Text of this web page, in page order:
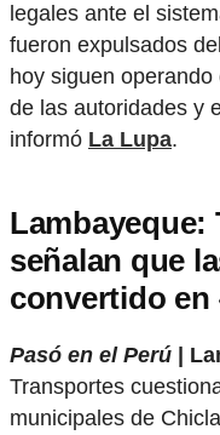
legales ante el
fueron expulsados
hoy siguen
de las autoridades y
informó La Lupa.
Lambayeque:
señalan que
convertido en
Pasó en el Perú |
Transportes
municipales de